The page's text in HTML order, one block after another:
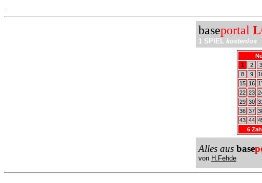
baseportal
1 SPIEL kostenlos
1
2 3
8
9
15
16
22 23
29 30
36 37
43 44
6
Alles aus base
von H.Fehde